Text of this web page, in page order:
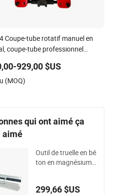
Coupe-tube rotatif manuel en
coupe-tube professionnel
en acier inoxydable 60-125 mm
929,00 $US
(MOQ)
qui ont aimé ça
aimé
Outil de truelle en bé
ton en magnésium,
299,66 $US